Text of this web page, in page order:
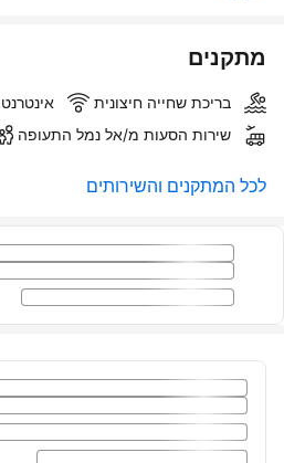
מתקנים
בריכת שחייה חיצונית
שירות הסעות מ/אל נמל התעופה
לכל המתקנים והשירותים